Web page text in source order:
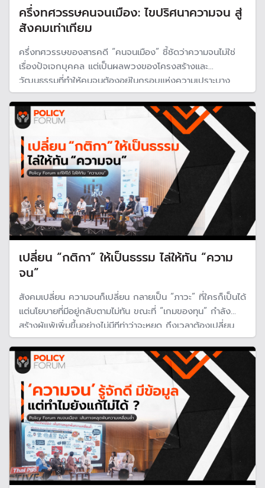
ครึ่งทศวรรษคนจนเมือง: ไขปริศนาความจน สู่
สังคมเท่าเทียม
ครึ่งทศวรรษของสารคดี “คนจนเมือง” ชี้ชัดว่าความจนไม่ใช่
เรื่องปัจเจกบุคคล แต่เป็นผลพวงของโครงสร้างและ
วัฒนธรรมที่ทำให้คนจนต้องอยู่ในกรอบแห่งความเปราะบาง
ขณะที่สังคมเคยชินกับการช่วยเหลือแบบเวทนานิยม โดยมอง
ข้ามรากเหง้าของปัญหา
เปลี่ยน “กติกา” ให้เป็นธรรม ไล่ให้ทัน “ความ
จน”
สังคมเปลี่ยน ความจนก็เปลี่ยน กลายเป็น “ภาวะ” ที่ใครก็เป็นได้
แต่นโยบายที่มีอยู่กลับตามไม่ทัน ขณะที่ “เกมของทุน” กำลัง
สร้างผู้แพ้เพิ่มขึ้นอย่างไม่มีทีท่าว่าจะหยุด ถึงเวลาต้องเปลี่ยน
“กติกา” ให้เป็นธรรม ลดช่องว่างความเหลื่อมล้ำ ให้ทุกคนเข้า
ถึงคุณภาพชีวิตที่ดี